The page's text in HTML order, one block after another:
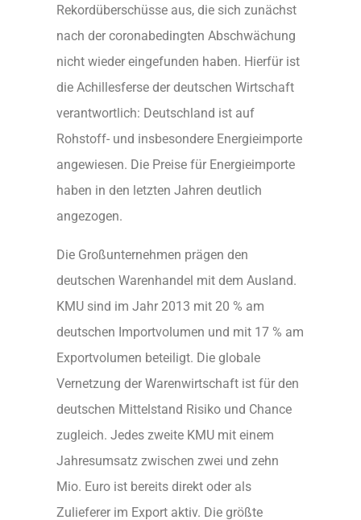
Rekordüberschüsse aus, die sich zunächst
nach der coronabedingten Abschwächung
nicht wieder eingefunden haben. Hierfür ist
die Achillesferse der deutschen Wirtschaft
verantwortlich: Deutschland ist auf
Rohstoff- und insbesondere Energieimporte
angewiesen. Die Preise für Energieimporte
haben in den letzten Jahren deutlich
angezogen.
Die Großunternehmen prägen den
deutschen Warenhandel mit dem Ausland.
KMU sind im Jahr 2013 mit 20 % am
deutschen Importvolumen und mit 17 % am
Exportvolumen beteiligt. Die globale
Vernetzung der Warenwirtschaft ist für den
deutschen Mittelstand Risiko und Chance
zugleich. Jedes zweite KMU mit einem
Jahresumsatz zwischen zwei und zehn
Mio. Euro ist bereits direkt oder als
Zulieferer im Export aktiv. Die größte